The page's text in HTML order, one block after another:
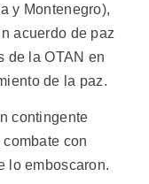
y Montenegro),
acuerdo de paz
de la OTAN en
de la paz.
contingente
con
lo emboscaron.